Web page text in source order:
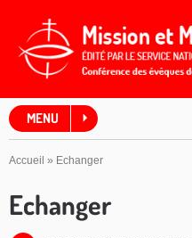
MENU
Accueil » Echanger
Echanger